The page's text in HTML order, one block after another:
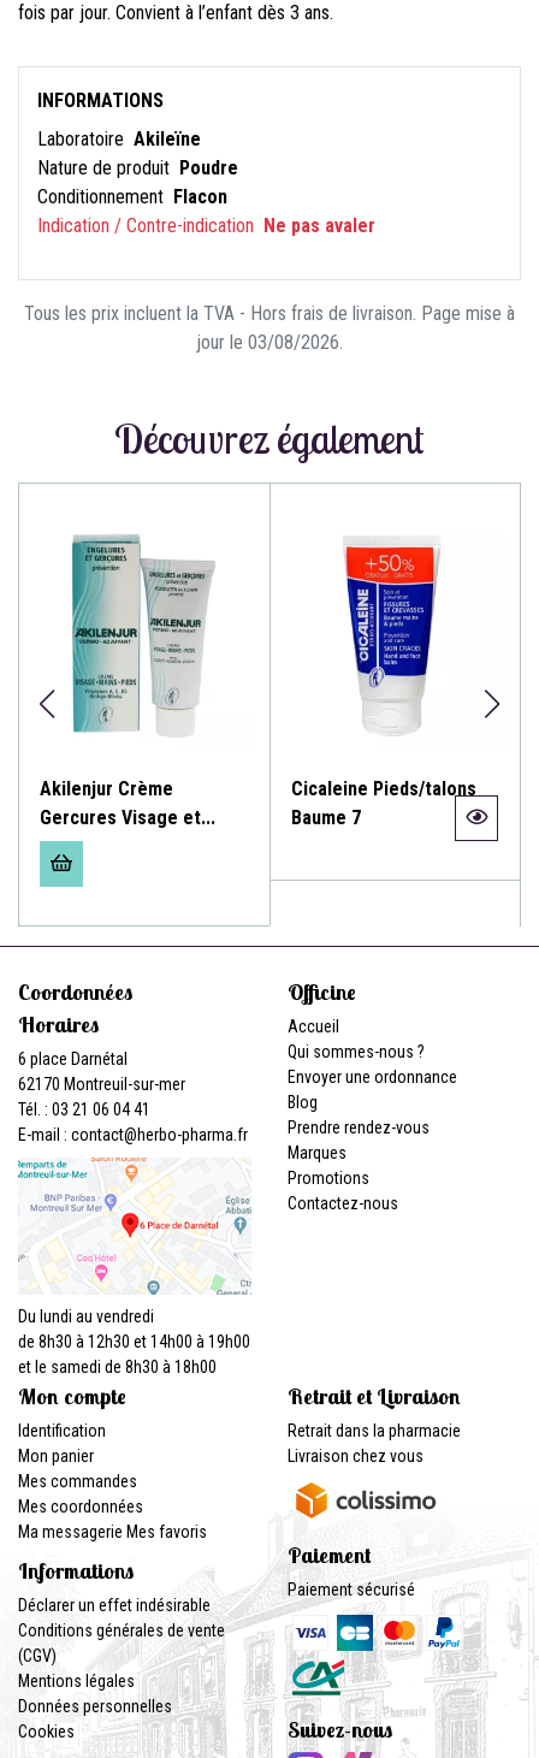
fois par jour. Convient à l’enfant dès 3 ans.
INFORMATIONS
Laboratoire Akileïne
Nature de produit Poudre
Conditionnement Flacon
Indication / Contre-indication Ne pas avaler
Tous les prix incluent la TVA - Hors frais de livraison. Page mise à
jour le 03/08/2026.
Découvrez également
Akilenjur Crème
Gercures Visage et...
Cicaleine Pieds/talons
Baume 7
Coordonnées
Horaires
6 place Darnétal
62170 Montreuil-sur-mer
Tél. : 03 21 06 04 41
E-mail : contact@herbo-pharma.fr
Du lundi au vendredi
de 8h30 à 12h30 et 14h00 à 19h00
et le samedi de 8h30 à 18h00
Officine
Accueil
Qui sommes-nous ?
Envoyer une ordonnance
Blog
Prendre rendez-vous
Marques
Promotions
Contactez-nous
Mon compte
Identification
Mon panier
Mes commandes
Mes coordonnées
Ma messagerie Mes favoris
Informations
Déclarer un effet indésirable
Conditions générales de vente
(CGV)
Mentions légales
Données personnelles
Cookies
Retrait et Livraison
Retrait dans la pharmacie
Livraison chez vous
Paiement
Paiement sécurisé
Suivez-nous